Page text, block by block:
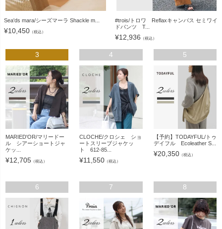
Sea'ds mara/シーズマーラ Shackle m...
¥10,450 （税込）
#trois/トロワ Reflaxキャンバス セミワイ
ドパンツ T...
¥12,936 （税込）
3
MARIED'OR/マリードー
ル シアーショートジャ
ケッ...
¥12,705 （税込）
4
CLOCHE/クロシェ ショ
ートスリーブジャケッ
ト 612-85...
¥11,550 （税込）
5
【予約】TODAYFUL/トゥ
デイフル Ecoleather S...
¥20,350（税込）
6 7 8